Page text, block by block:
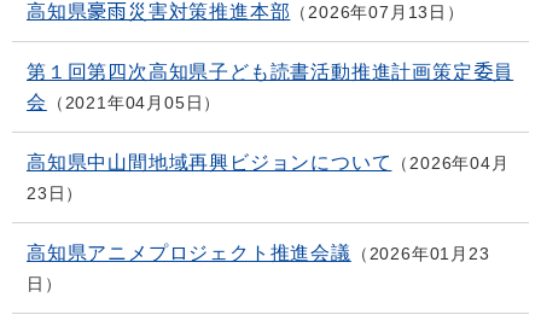
高知県豪雨災害対策推進本部 2026年07月13日
第１回第四次高知県子ども読書活動推進計画策定委員
会
2021年04月05日
高知県中山間地域再興ビジョンについて
2026年04月
23日
高知県アニメプロジェクト推進会議
2026年01月23
日